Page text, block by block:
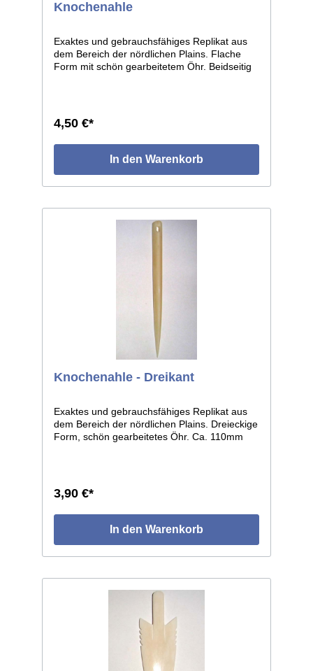
Knochenahle
Exaktes und gebrauchsfähiges Replikat aus
dem Bereich der nördlichen Plains. Flache
Form mit schön gearbeitetem Öhr. Beidseitig
4,50 €*
In den Warenkorb
Knochenahle - Dreikant
Exaktes und gebrauchsfähiges Replikat aus
dem Bereich der nördlichen Plains. Dreieckige
Form, schön gearbeitetes Öhr. Ca. 110mm
3,90 €*
In den Warenkorb